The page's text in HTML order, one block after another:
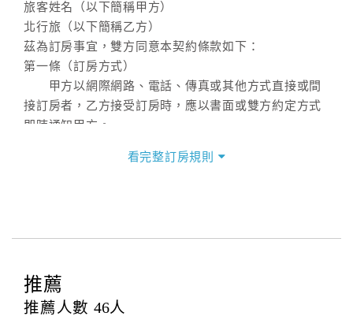
旅客姓名（以下簡稱甲方）
北行旅（以下簡稱乙方）
茲為訂房事宜，雙方同意本契約條款如下：
第一條（訂房方式）
甲方以網際網路、電話、傳真或其他方式直接或間
接訂房者，乙方接受訂房時，應以書面或雙方約定方式
即時通知甲方。
甲方訂房應告知乙方預定住宿之期間、所需客房房
本契約之房價經雙方合意，依網路售價計費（含稅
金及服務費），乙方除提供住宿外，尚包括（依預訂專
看完整訂房規則
推薦
推薦人數 46人